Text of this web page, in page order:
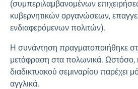
(συμπεριλαμβανομένων
κυβερνητικών οργανώσεων,
ενδιαφερόμενων πολιτών).
Η συνάντηση πραγματοποιήθηκε
μετάφραση στα πολωνικά. Ωστόσο,
διαδικτυακού σεμιναρίου παρέχει
αγγλικά.